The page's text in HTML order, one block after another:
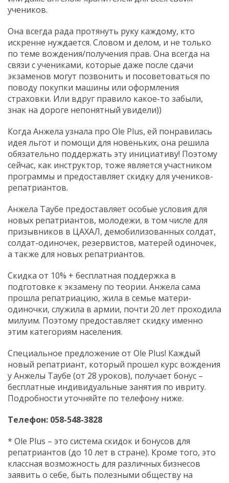
учеников.
Она всегда рада протянуть руку каждому, кто
искренне нуждается. Словом и делом, и не только
по теме вождения/получения прав. Она всегда на
связи с учениками, которые даже после сдачи
экзаменов могут позвонить и посоветоваться по
поводу покупки машины или оформления
страховки. Или вдруг правило какое-то забыли,
знак на дороге непонятный увидели))
Когда Анжела узнала про Ole Plus, ей понравилась
идея льгот и помощи для новеньких, она решила
обязательно поддержать эту инициативу! Поэтому
сейчас, как инструктор, тоже является участником
программы и предоставляет скидку для учеников-
репатриантов.
Анжела Таубе предоставляет особые условия для
новых репатриантов, молодежи, в том числе для
призывников в ЦАХАЛ, демобилизованных солдат,
солдат-одиночек, резервистов, матерей одиночек,
а также для новых репатриантов.
Скидка от 10% + бесплатная поддержка в
подготовке к экзамену по теории. Анжела сама
прошла репатриацию, жила в семье матери-
одиночки, служила в армии, почти 20 лет проходила
милуим. Поэтому предоставляет скидку именно
этим категориям населения.
Специальное предложение от Ole Plus! Каждый
новый репатриант, который прошел курс вождения
у Анжелы Таубе (от 28 уроков), получает бонус –
бесплатные индивидуальные занятия по ивриту.
Подробности уточняйте по телефону ниже.
Телефон: 058-548-3828
* Ole Plus – это система скидок и бонусов для
репатриантов (до 10 лет в стране). Кроме того, это
классная возможность для различных бизнесов
заявить о себе, быть полезными обществу на